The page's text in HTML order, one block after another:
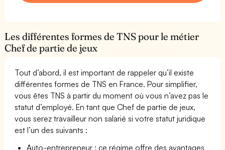
Les différentes formes de TNS pour le métier
Chef de partie de jeux
Tout d’abord, il est important de rappeler qu’il existe
différentes formes de TNS en France. Pour simplifier,
vous êtes TNS à partir du moment où vous n’avez pas le
statut d’employé. En tant que Chef de partie de jeux,
vous serez travailleur non salarié si votre statut juridique
est l’un des suivants :
Auto-entrepreneur : ce régime offre des avantages